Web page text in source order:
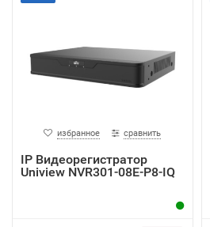
избранное сравнить
IP Видеорегистратор
Uniview NVR301-08E-P8-IQ